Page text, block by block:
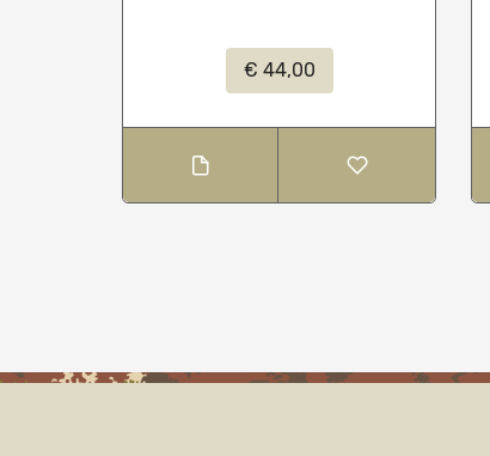
€ 44,00